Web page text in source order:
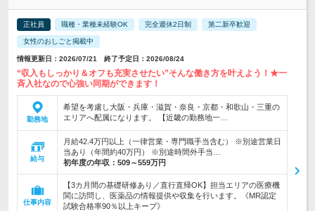
正社員 職種・業種未経験OK 完全週休2日制 第二新卒歓迎
女性のおしごと掲載中
情報更新日：2026/07/21 終了予定日：2026/08/24
“収入もしっかり＆オフも充実させたい”そんな働き方を叶えよう！★一
斉入社なので心強い同期ができます！
勤務地
希望を考慮し大阪・兵庫・滋賀・奈良・京都・和歌山・三重の
エリアへ配属になります。 【近畿の勤務地一…
給与
月給42.4万円以上（一律営業・専門職手当含む） ※別途営業日
当あり（年間約40万円） ※別途時間外手当…
初年度の年収： 509～559万円
仕事内容
【3カ月間の基礎研修あり／直行直帰OK】担当エリアの医療機
関に訪問し、医薬品の情報提供や収集を行います。《MR認定
試験合格率90％以上キープ》